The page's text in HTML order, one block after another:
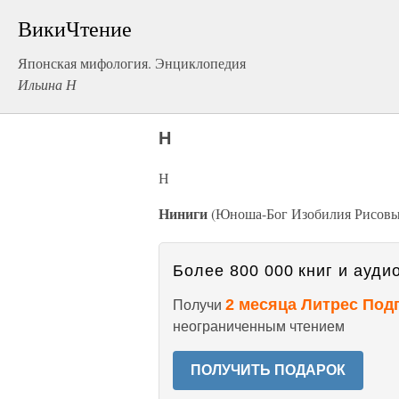
ВикиЧтение
Японская мифология. Энциклопедия
Ильина Н
Н
Н
Ниниги(Юноша-Бог Изобилия
Более 800 000 книг и
Получи 2 месяца Литрес
неограниченным чтением
ПОЛУЧИТЬ ПОДАРОК